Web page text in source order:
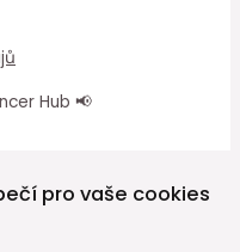
Hub 📢
pro vaše cookies